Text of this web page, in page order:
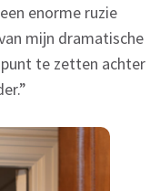
enorme ruzie
mijn dramatische
te zetten achter